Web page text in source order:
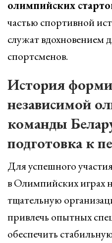
олимпийских
частью спортивной
служат вдохновением
спортсменов.
История
независимой
команды
подготовка к
Для успешного
в Олимпийских играх
тщательную
привлечь опытных
обеспечить